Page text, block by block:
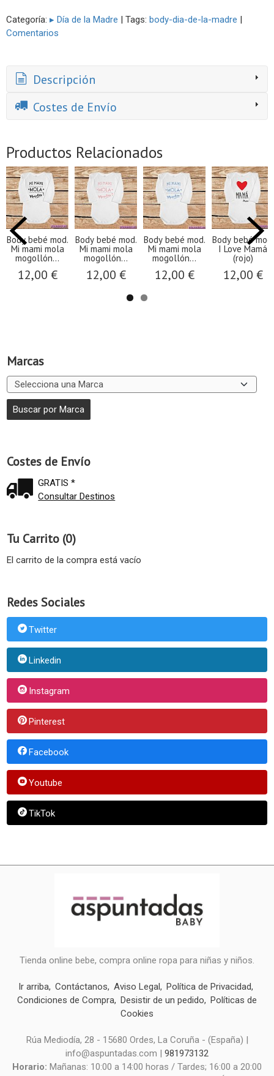
Marcas
Costes de Envío
GRATIS *
Consultar Destinos
Tu Carrito (0)
El carrito de la compra está vacío
Redes Sociales
Twitter
Linkedin
Instagram
Pinterest
Facebook
Youtube
TikTok
Categoría: ▸ Día de la Madre | Tags: body-dia-de-la-madre |
Comentarios
Descripción
Costes de Envío
Productos Relacionados
Body bebé mod.
Mi mami mola
mogollón...
12,00 €
Body bebé mod.
Mi mami mola
mogollón...
12,00 €
Body bebé mod.
Mi mami mola
mogollón...
12,00 €
Body bebé mod.
I Love Mamá
(rojo)
12,00 €
Tienda online bebe, compra online ropa para niñas y niños.
Ir arriba Contáctanos Aviso Legal
Política de Privacidad
Condiciones de Compra Desistir de un pedido
Políticas de
Cookies
Rúa Mediodía, 28 - 15680 Ordes, La Coruña - (España) |
info@aspuntadas.com | 981973132
Horario: Mañanas: 10:00 a 14:00 horas / Tardes; 16:00 a 20:00